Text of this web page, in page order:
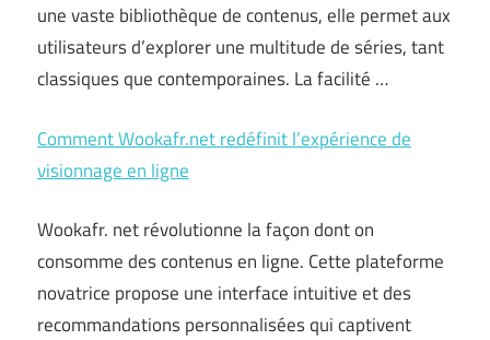
une vaste bibliothèque de contenus, elle permet aux
utilisateurs d’explorer une multitude de séries, tant
classiques que contemporaines. La facilité …
Comment Wookafr.net redéfinit l’expérience de
visionnage en ligne
Wookafr. net révolutionne la façon dont on
consomme des contenus en ligne. Cette plateforme
novatrice propose une interface intuitive et des
recommandations personnalisées qui captivent